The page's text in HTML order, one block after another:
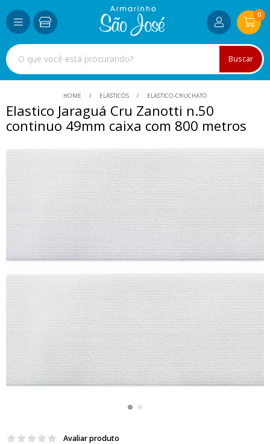
Buscar
0
HOME ELÁSTICOS ELASTICO-CRUCHATO
Elastico Jaraguá Cru Zanotti n.50
continuo 49mm caixa com 800 metros
Avaliar produto